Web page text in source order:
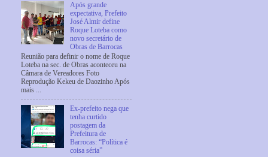
Após grande
expectativa, Prefeito
José Almir define
Roque Loteba como
novo secretário de
Obras de Barrocas
Reunião para definir o nome de Roque
Loteba na sec. de Obras aconteceu na
Câmara de Vereadores Foto
Reprodução Kekeu de Daozinho Após
mais ...
Ex-prefeito nega que
tenha curtido
postagem da
Prefeitura de
Barrocas: “Política é
coisa séria”